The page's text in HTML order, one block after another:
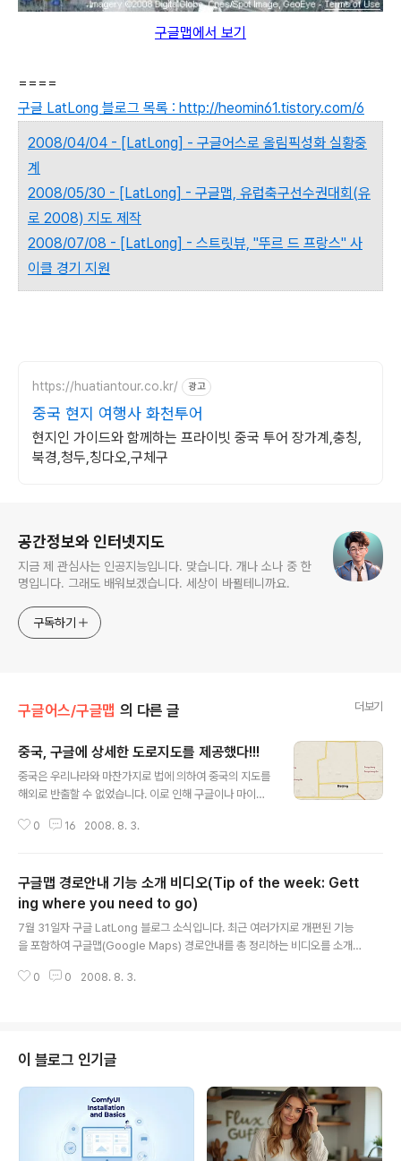
구글맵에서 보기
====
구글 LatLong 블로그 목록 : http://heomin61.tistory.com/6
2008/04/04 - [LatLong] - 구글어스로 올림픽성화 실황중
계
2008/05/30 - [LatLong] - 구글맵, 유럽축구선수권대회(유
로 2008) 지도 제작
2008/07/08 - [LatLong] - 스트릿뷰, "뚜르 드 프랑스" 사
이클 경기 지원
https://huatiantour.co.kr/ 광고
중국 현지 여행사 화천투어
현지인 가이드와 함께하는 프라이빗 중국 투어 장가계,충칭,
북경,청두,칭다오,구체구
공간정보와 인터넷지도
지금 제 관심사는 인공지능입니다. 맞습니다. 개나 소나 중 한
명입니다. 그래도 배워보겠습니다. 세상이 바뀔테니까요.
구독하기
구글어스/구글맵 의 다른 글 더보기
중국, 구글에 상세한 도로지도를 제공했다!!!
중국은 우리나라와 마찬가지로 법에 의하여 중국의 지도를
해외로 반출할 수 없었습니다. 이로 인해 구글이나 마이크
스에 상세한 도로지도를 넣지 못하고, 별도의 서버를 구축
바랍니다. 또, 우리나라 지도가 구글맵에 나타날 수 없는지
는 윤석찬님께서 올리신 구글과 정부의 어설픈 지도 서비
스 협상법이라는 글을 읽어보시기 바랍니다. 그런데, 지금
현재 영문판 구글맵에 매우 상세한 도로지도가 나타나고
있습니다. 제가 구글 LatLong 블로그에 나오는 포스트를
모두 소개해 드리고 있지만, 이런 소식은 전혀 없었는데, 솔
0 16 2008. 8. 3.
구글맵 경로안내 기능 소개 비디오(Tip of the week: Gett
ing where you need to go)
7월 31일자 구글 LatLong 블로그 소식입니다. 최근 여러가지로 개편된 기능
을 포함하여 구글맵(Google Maps) 경로안내를 총 정리하는 비디오를 소개
변화를 겪었습니다. 지난 주에는 보행자용 경로안내 서비스를 개시했고, 이번주
에 고민이신 분들께 도움이 안되는 문제가 있습니다. 다행히 그다지 어려운 내
용이 아니고 시간도 짧아서 제가 자막을 만들어 보았습니다. 혹시 틀리더라도
그러려니....
0 0 2008. 8. 3.
이 블로그 인기글